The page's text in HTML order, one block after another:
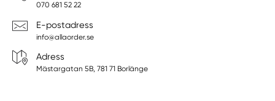
070 681 52 22
E-postadress
info@allaorder.se
Adress
Mästargatan 5B, 781 71 Borlänge